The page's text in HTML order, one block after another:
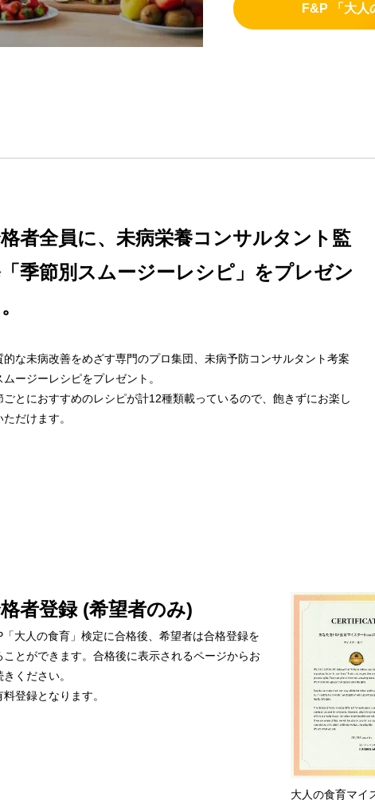
F&P 「大人
者全員に、未病栄養コンサルタント監
季節別スムージーレシピ」をプレゼン
的な未病改善をめざす専門のプロ集団、未病予防コンサルタント考案
ムージーレシピをプレゼント。
ごとにおすすめのレシピが計12種類載っているので、飽きずにお楽し
ただけます。
者登録 (希望者のみ)
「大人の食育 」 検定に合格後、希望者は合格登録を
ことができます。合格後に表示されるページからお
きください。
登録となります。
大人の食育マイ